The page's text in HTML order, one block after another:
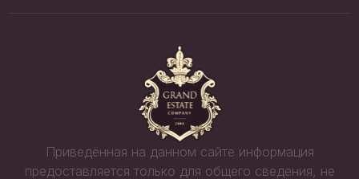
Приведённая на данном сайте информация
предоставляется только для общего сведения, не